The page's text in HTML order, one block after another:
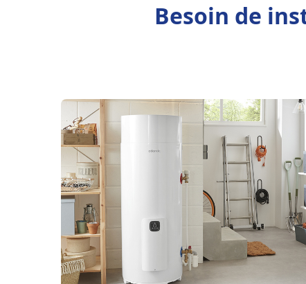
Besoin de